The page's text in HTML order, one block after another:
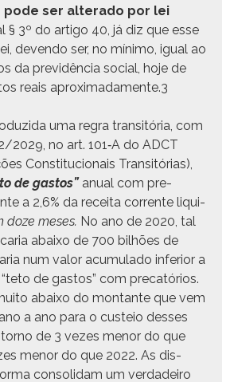
pode ser alter­ado por lei
§ 3º do arti­go 40, já diz que esse
deven­do ser, no mín­i­mo, igual ao
da pre­v­idên­cia social, hoje de
reais aprox­i­mada­mente.3
uma regra tran­sitória, com
2029, no art. 101‑A do ADCT
Con­sti­tu­cionais Tran­sitórias),
de gas­tos” anu­al com pre­
a 2,6% da recei­ta cor­rente liq­ui­
meses. No ano de 2020, tal
abaixo de 700 bil­hões de
num val­or acu­mu­la­do infe­ri­or a
de gas­tos” com pre­catórios.
abaixo do mon­tante que vem
a ano para o custeio dess­es
de 3 vezes menor do que
menor do que 2022. As dis­
con­sol­i­dam um ver­dadeiro